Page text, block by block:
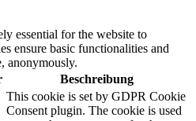
essential for the website to
ensure basic functionalities and
anonymously.
Beschreibung
This cookie is set by GDPR Cookie
Consent plugin. The cookie is used